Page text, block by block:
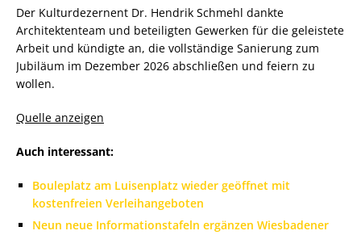
Der Kulturdezernent Dr. Hendrik Schmehl dankte
Architektenteam und beteiligten Gewerken für die geleistete
Arbeit und kündigte an, die vollständige Sanierung zum
Jubiläum im Dezember 2026 abschließen und feiern zu
wollen.
Quelle anzeigen
Auch interessant:
Bouleplatz am Luisenplatz wieder geöffnet mit
kostenfreien Verleihangeboten
Neun neue Informationstafeln ergänzen Wiesbadener